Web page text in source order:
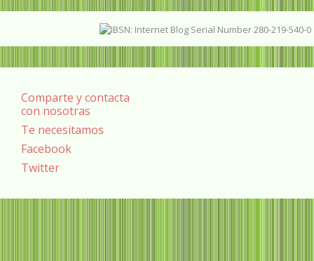
Comparte y contacta
con nosotras
Te necesitamos
Facebook
Twitter